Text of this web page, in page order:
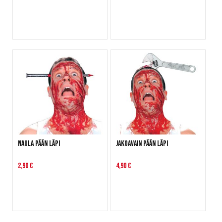
Naula pään läpi
2,90 €
Jakoavain pään läpi
4,90 €